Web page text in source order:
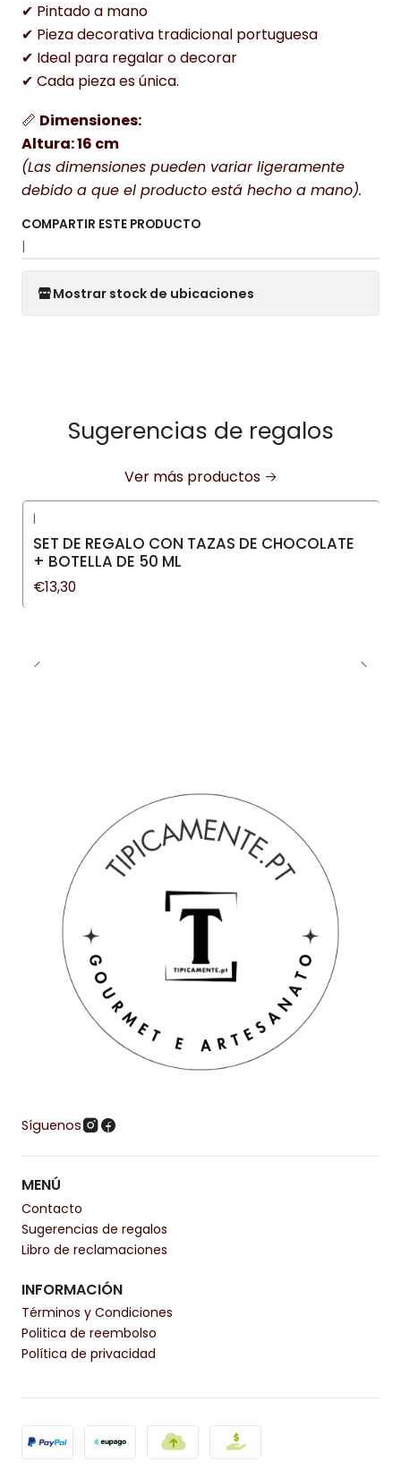
✔ Pintado a mano
✔ Pieza decorativa tradicional portuguesa
✔ Ideal para regalar o decorar
✔ Cada pieza es única.
📏 Dimensiones:
Altura: 16 cm
(Las dimensiones pueden variar ligeramente
debido a que el producto está hecho a mano).
COMPARTIR ESTE PRODUCTO
|
Mostrar stock de ubicaciones
Sugerencias de regalos
Ver más productos
|
SET DE REGALO CON TAZAS DE CHOCOLATE
+ BOTELLA DE 50 ML
€13,30
Síguenos
MENÚ
Contacto
Sugerencias de regalos
Libro de reclamaciones
INFORMACIÓN
Términos y Condiciones
Politica de reembolso
Política de privacidad